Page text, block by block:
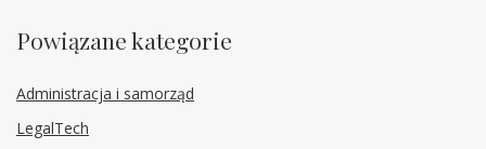
Powiązane kategorie
Administracja i samorząd
LegalTech